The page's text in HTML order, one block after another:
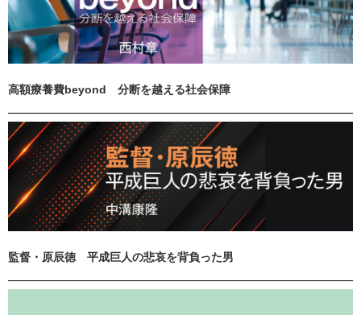
高額療養費beyond 分断を越える社会保障
監督・原辰徳 平成巨人の悲哀を背負った男